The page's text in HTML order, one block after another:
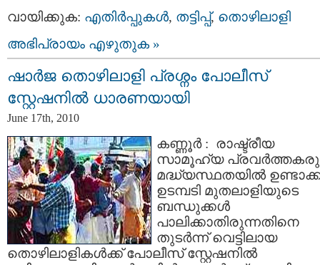
വായിക്കുക: എതിര്‍പ്പുകള്‍, തട്ടിപ്പ്‌, തൊഴിലാളി
അഭിപ്രായം എഴുതുക »
ഷാര്‍ജ തൊഴിലാളി പ്രശ്നം പോലീസ്‌
സ്റ്റേഷനില്‍ ധാരണയായി
June 17th, 2010
കണ്ണൂര്‍ : രാഷ്ട്രീയ
സാമൂഹ്യ
മദ്ധ്യസ്ഥതയില്‍
ഉടമ്പടി മുതലാളിയുടെ
ബന്ധുക്കള്‍
പാലിക്കാതിരുന്നതിനെ
തുടര്‍ന്ന് വെട്ടിലായ
തൊഴിലാളികള്‍ക്ക്‌ പോലീസ്‌ സ്റ്റേഷനില്‍